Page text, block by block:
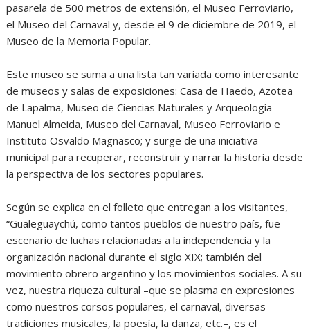
pasarela de 500 metros de extensión, el Museo Ferroviario,
el Museo del Carnaval y, desde el 9 de diciembre de 2019, el
Museo de la Memoria Popular.
Este museo se suma a una lista tan variada como interesante
de museos y salas de exposiciones: Casa de Haedo, Azotea
de Lapalma, Museo de Ciencias Naturales y Arqueología
Manuel Almeida, Museo del Carnaval, Museo Ferroviario e
Instituto Osvaldo Magnasco; y surge de una iniciativa
municipal para recuperar, reconstruir y narrar la historia desde
la perspectiva de los sectores populares.
Según se explica en el folleto que entregan a los visitantes,
“Gualeguaychú, como tantos pueblos de nuestro país, fue
escenario de luchas relacionadas a la independencia y la
organización nacional durante el siglo XIX; también del
movimiento obrero argentino y los movimientos sociales. A su
vez, nuestra riqueza cultural –que se plasma en expresiones
como nuestros corsos populares, el carnaval, diversas
tradiciones musicales, la poesía, la danza, etc.–, es el